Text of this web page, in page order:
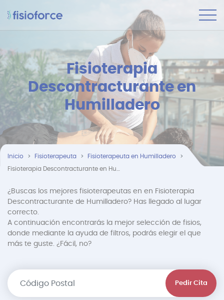
Fisioterapia
Descontracturante en
Humilladero
Inicio Fisioterapeuta Fisioterapeuta en Humilladero
¿Buscas los mejores fisioterapeutas en en Fisioterapia
Descontracturante de Humilladero? Has llegado al lugar
correcto.
A continuación encontrarás la mejor selección de fisios,
donde mediante la ayuda de filtros, podrás elegir el que
más te guste. ¿Fácil, no?
Pedir Cita